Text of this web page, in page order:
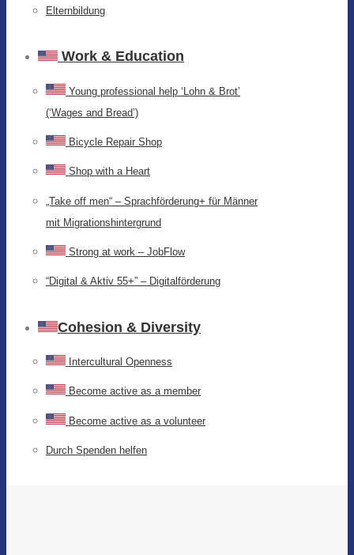
Elternbildung
Work & Education
Young professional help ‘Lohn & Brot’
(‘Wages and Bread’)
Bicycle Repair Shop
Shop with a Heart
„Take off men“ – Sprachförderung+ für Männer
mit Migrationshintergrund
Strong at work – JobFlow
“Digital & Aktiv 55+” – Digitalförderung
Cohesion & Diversity
Intercultural Openness
Become active as a member
Become active as a volunteer
Durch Spenden helfen